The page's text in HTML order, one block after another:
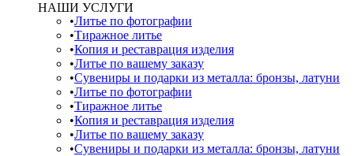
НАШИ УСЛУГИ
Литье по фотографии
Тиражное литье
Копия и реставрация изделия
Литье по вашему заказу
Сувениры и подарки из металла: бронзы, латуни
Литье по фотографии
Тиражное литье
Копия и реставрация изделия
Литье по вашему заказу
Сувениры и подарки из металла: бронзы, латуни